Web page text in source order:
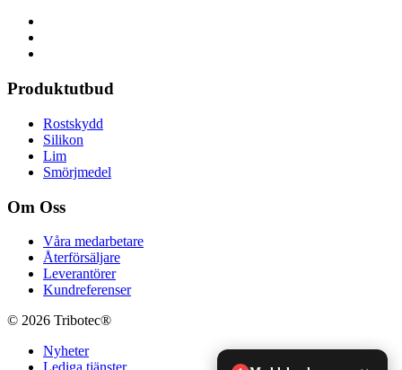
Produktutbud
Rostskydd
Silikon
Lim
Smörjmedel
Om Oss
Våra medarbetare
Återförsäljare
Leverantörer
Kundreferenser
© 2026 Tribotec®
Nyheter